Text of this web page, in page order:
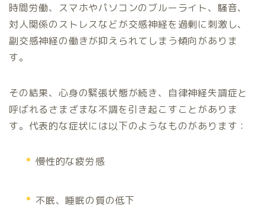
時間労働、スマホやパソコンのブルーライト、騒音、
対人関係のストレスなどが交感神経を過剰に刺激し、
副交感神経の働きが抑えられてしまう傾向がありま
す。
その結果、心身の緊張状態が続き、自律神経失調症と
呼ばれるさまざまな不調を引き起こすことがありま
す。代表的な症状には以下のようなものがあります：
慢性的な疲労感
不眠、睡眠の質の低下